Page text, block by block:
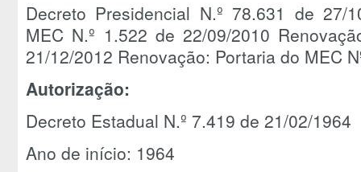
Decreto Presidencial N.º 78.631 de 27/
MEC N.º 1.522 de 22/09/2010
21/12/2012 Renovação: Portaria do MEC
Autorização:
Decreto Estadual N.º 7.419 de 21/02/1964
Ano de início: 1964